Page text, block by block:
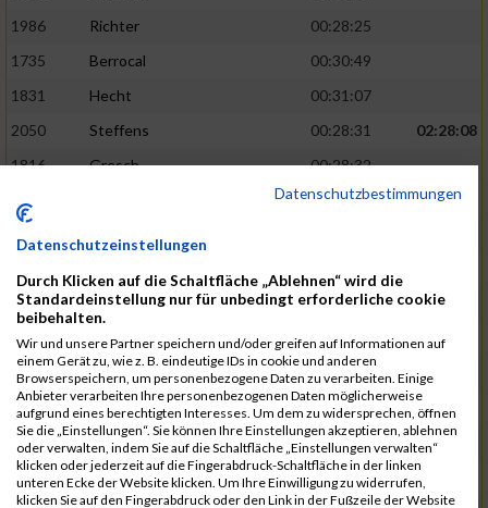
1986
Richter
00:28:25
1735
Berrocal
00:30:49
1831
Hecht
00:31:07
2050
Steffens 00:28:31
02:28:08
1816
Gresch
00:28:32
1933
00:28:33
1865
Kasper 00:28:34
02:28:33
2073
Voß
00:28:34
1976
Rech
00:28:37
1856
Johann
00:31:23
1928
Martini
00:31:25
1944
Mrsic 00:28:40
02:29:00
Datenschutzbestimmungen
Datenschutzeinstellungen
Durch Klicken auf die Schaltfläche „Ablehnen“ wird die
Standardeinstellung nur für unbedingt erforderliche cookie
beibehalten.
Wir und unsere Partner speichern und/oder greifen auf Informationen auf
einem Gerät zu, wie z. B. eindeutige IDs in cookie und anderen
Browserspeichern, um personenbezogene Daten zu verarbeiten. Einige
Anbieter verarbeiten Ihre personenbezogenen Daten möglicherweise
aufgrund eines berechtigten Interesses. Um dem zu widersprechen, öffnen
Sie die „Einstellungen“. Sie können Ihre Einstellungen akzeptieren, ablehnen
oder verwalten, indem Sie auf die Schaltfläche „Einstellungen verwalten“
klicken oder jederzeit auf die Fingerabdruck-Schaltfläche in der linken
unteren Ecke der Website klicken. Um Ihre Einwilligung zu widerrufen,
klicken Sie auf den Fingerabdruck oder den Link in der Fußzeile der Website